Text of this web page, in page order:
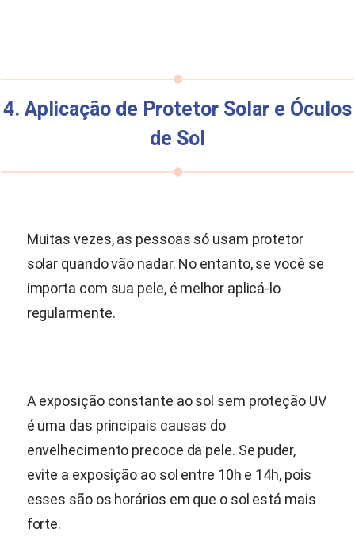
4. Aplicação de Protetor Solar e Óculos
de Sol
Muitas vezes, as pessoas só usam protetor
solar quando vão nadar. No entanto, se você se
importa com sua pele, é melhor aplicá-lo
regularmente.
A exposição constante ao sol sem proteção UV
é uma das principais causas do
envelhecimento precoce da pele. Se puder,
evite a exposição ao sol entre 10h e 14h, pois
esses são os horários em que o sol está mais
forte.